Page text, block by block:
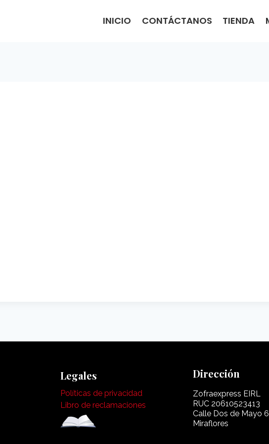
INICIO CONTÁCTANOS TIENDA
Legales
Políticas de privacidad
Libro de reclamaciones
Dirección
Zofraexpress EIRL
RUC 20610523413
Calle Dos de Mayo
Miraflores